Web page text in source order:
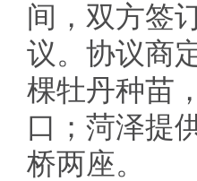
间，双方签
议。协议商
棵牡丹种苗
口；菏泽提
桥两座。